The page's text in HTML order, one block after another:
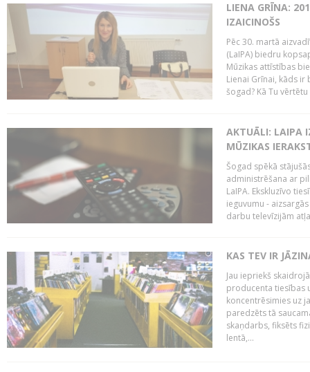
LIENA GRĪNA:
IZAICINOŠS
Pēc 30. martā
(LaIPA) biedru
Mūzikas attīstības
Lienai Grīnai, kāds ir
šogad? Kā Tu
AKTUĀLI: LAIPA
MŪZIKAS
Šogad spēkā
administrēšana ar
LaIPA. Ekskluzīvo
ieguvumu -
darbu televīzijām
KAS TEV IR
Jau iepriekš
producenta tiesības
koncentrēsimies uz
paredzēts tā
skaņdarbs, fiksēts
lentā,...